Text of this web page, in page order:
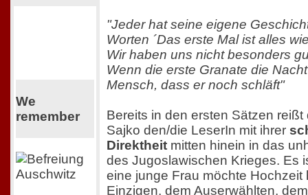
We
remember
"Jeder hat seine eigene
Worten ´Das erste Mal ist alles
Wir haben uns nicht besonders
Wenn die erste Granate die
Mensch, dass er noch schläft"
Bereits in den ersten Sätzen reißt
Sajko den/die LeserIn mit ihrer
Direktheit mitten hinein in das
des Jugoslawischen Krieges. Es
eine junge Frau möchte Hochzeit
Einzigen, dem Auserwählten,